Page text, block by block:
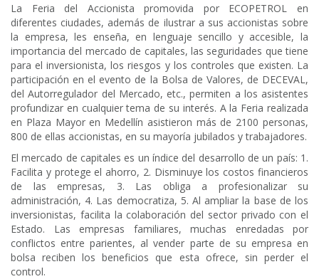
La Feria del Accionista promovida por ECOPETROL en
diferentes ciudades, además de ilustrar a sus accionistas sobre
la empresa, les enseña, en lenguaje sencillo y accesible, la
importancia del mercado de capitales, las seguridades que tiene
para el inversionista, los riesgos y los controles que existen. La
participación en el evento de la Bolsa de Valores, de DECEVAL,
del Autorregulador del Mercado, etc., permiten a los asistentes
profundizar en cualquier tema de su interés. A la Feria realizada
en Plaza Mayor en Medellín asistieron más de 2100 personas,
800 de ellas accionistas, en su mayoría jubilados y trabajadores.
El mercado de capitales es un índice del desarrollo de un país: 1.
Facilita y protege el ahorro, 2. Disminuye los costos financieros
de las empresas, 3. Las obliga a profesionalizar su
administración, 4. Las democratiza, 5. Al ampliar la base de los
inversionistas, facilita la colaboración del sector privado con el
Estado. Las empresas familiares, muchas enredadas por
conflictos entre parientes, al vender parte de su empresa en
bolsa reciben los beneficios que esta ofrece, sin perder el
control.